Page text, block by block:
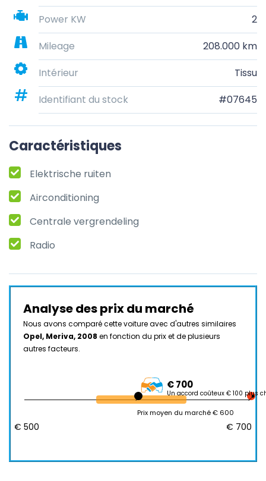
Power KW
2
Mileage
208.000 km
Intérieur
Tissu
Identifiant du stock
#07645
Caractéristiques
Elektrische ruiten
Airconditioning
Centrale vergrendeling
Radio
Analyse des prix du marché
Nous avons comparé cette voiture avec d'autres similaires
Opel, Meriva, 2008 en fonction du prix et de plusieurs
autres facteurs.
€ 700
Un accord coûteux € 100 plus
Prix moyen du marché € 600
€ 500 € 700